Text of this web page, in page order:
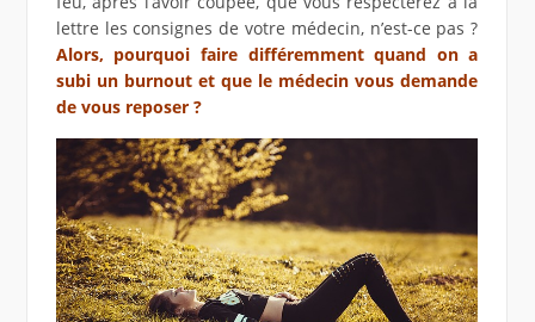
lettre les consignes de votre médecin, n’est-ce pas ?
Alors, pourquoi faire différemment quand on a
subi un burnout et que le médecin vous demande
de vous reposer ?